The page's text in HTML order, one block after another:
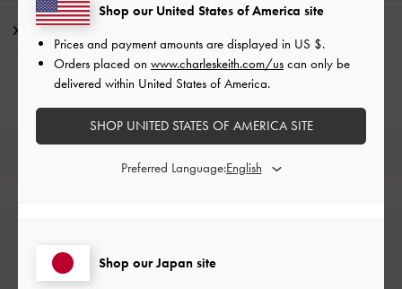
配送 & 返品
Shop our Japan site
Shop our United States of America site
Prices and payment amounts are displayed in US $.
Orders placed on www.charleskeith.com/us can only be
delivered within United States of America.
SHOP UNITED STATES OF AMERICA SITE
Preferred Language: